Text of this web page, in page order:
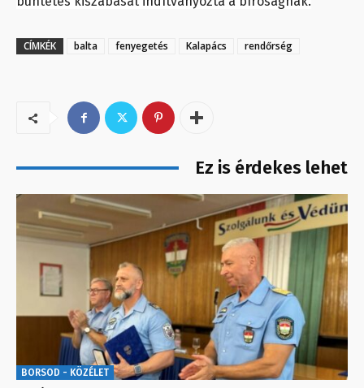
CÍMKÉK balta fenyegetés Kalapács rendőrség
Ez is érdekes lehet
BORSOD - KÖZÉLET